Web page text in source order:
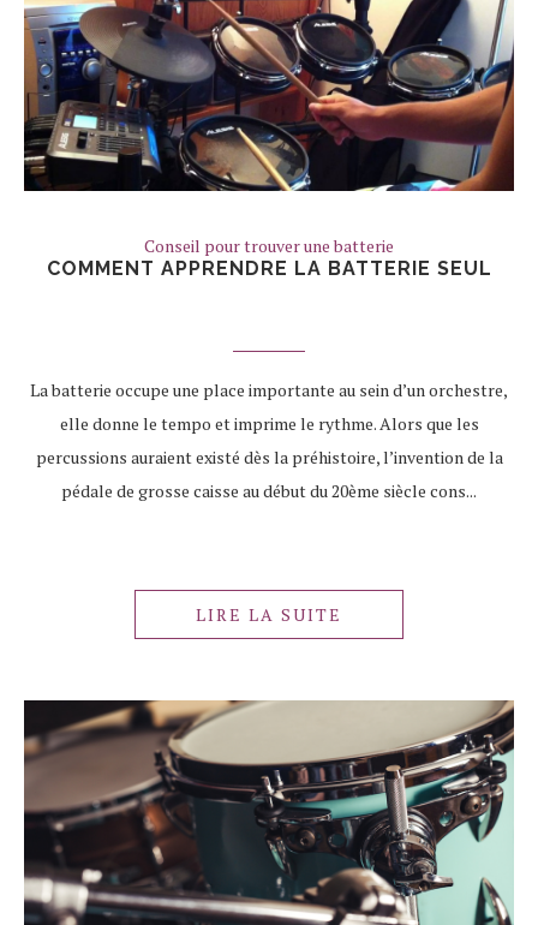
Conseil pour trouver une batterie
COMMENT APPRENDRE LA BATTERIE SEUL
La batterie occupe une place importante au sein d’un orchestre,
elle donne le tempo et imprime le rythme. Alors que les
percussions auraient existé dès la préhistoire, l’invention de la
pédale de grosse caisse au début du 20ème siècle cons...
LIRE LA SUITE